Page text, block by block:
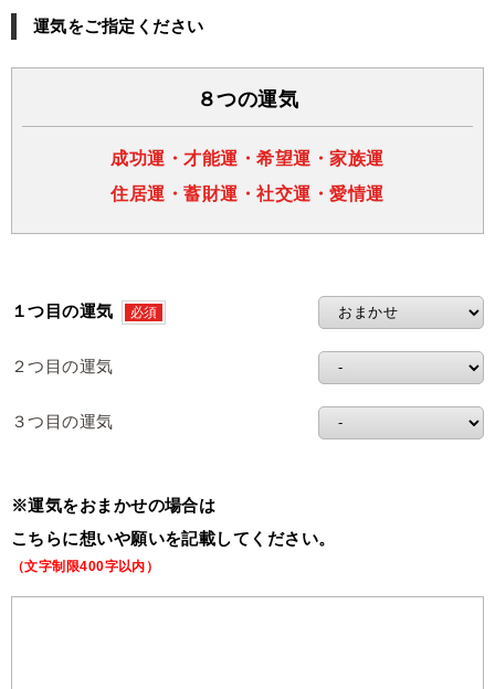
運気をご指定ください
１つ目の運気 必須
２つ目の運気
３つ目の運気
８つの運気
成功運・才能運・希望運・家族運
住居運・蓄財運・社交運・愛情運
※運気をおまかせの場合は
こちらに想いや願いを記載してください。